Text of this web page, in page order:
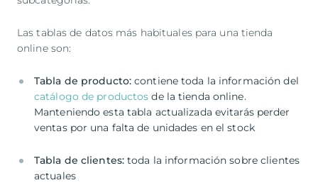
Las tablas de datos más habituales para una tienda
online son:
Tabla de producto:contiene toda la información del
catálogo de productos de la tienda online.
Manteniendo esta tabla actualizada evitarás perder
ventas por una falta de unidades en el stock
Tabla de clientes:toda la información sobre clientes
actuales